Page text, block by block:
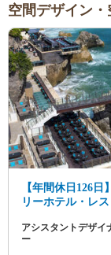
空間デザイン
【年間休日126
リーホテル・レ
アシスタントデザイ
ー